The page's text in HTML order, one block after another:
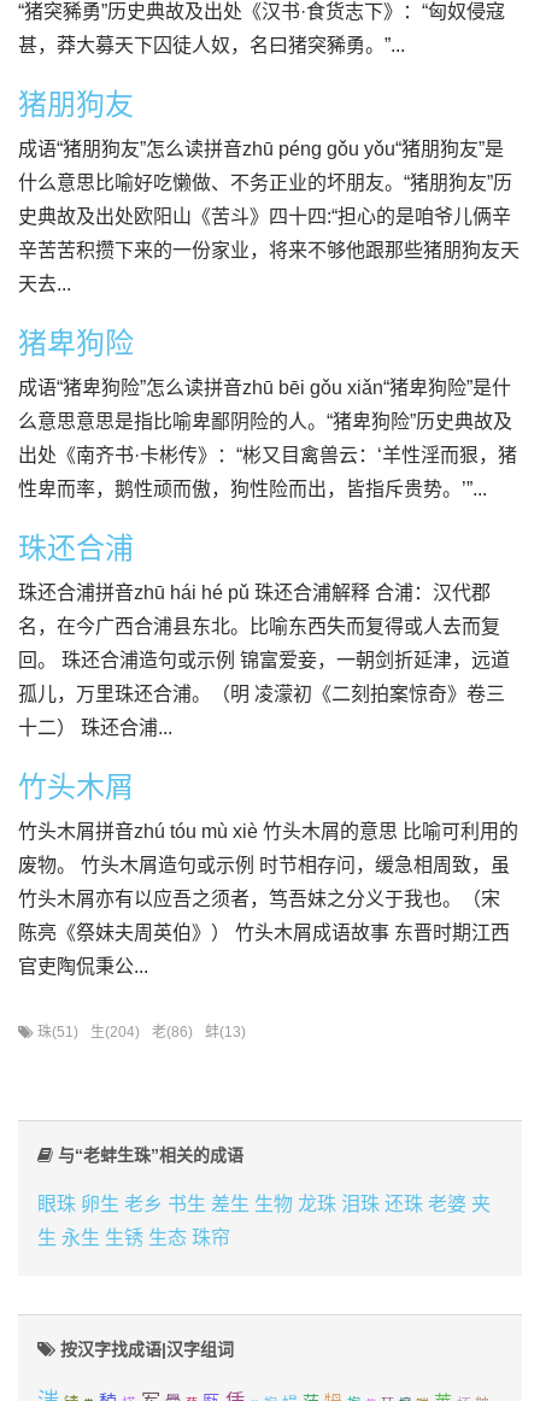
“猪突豨勇”历史典故及出处《汉书·食货志下》：“匈奴侵寇
甚，莽大募天下囚徒人奴，名曰猪突豨勇。”...
猪朋狗友
成语“猪朋狗友”怎么读拼音zhū péng gǒu yǒu“猪朋狗友”是
什么意思比喻好吃懒做、不务正业的坏朋友。“猪朋狗友”历
史典故及出处欧阳山《苦斗》四十四:“担心的是咱爷儿俩辛
辛苦苦积攒下来的一份家业，将来不够他跟那些猪朋狗友天
天去...
猪卑狗险
成语“猪卑狗险”怎么读拼音zhū bēi gǒu xiǎn“猪卑狗险”是什
么意思意思是指比喻卑鄙阴险的人。“猪卑狗险”历史典故及
出处《南齐书·卡彬传》：“彬又目禽兽云：‘羊性淫而狠，猪
性卑而率，鹅性顽而傲，狗性险而出，皆指斥贵势。’”...
珠还合浦
珠还合浦拼音zhū hái hé pǔ 珠还合浦解释 合浦：汉代郡
名，在今广西合浦县东北。比喻东西失而复得或人去而复
回。 珠还合浦造句或示例 锦富爱妾，一朝剑折延津，远道
孤儿，万里珠还合浦。（明 凌濛初《二刻拍案惊奇》卷三
十二） 珠还合浦...
竹头木屑
竹头木屑拼音zhú tóu mù xiè 竹头木屑的意思 比喻可利用的
废物。 竹头木屑造句或示例 时节相存问，缓急相周致，虽
竹头木屑亦有以应吾之须者，笃吾妹之分义于我也。（宋
陈亮《祭妹夫周英伯》） 竹头木屑成语故事 东晋时期江西
官吏陶侃秉公...
珠(51) 生(204) 老(86) 蚌(13)
与“老蚌生珠”相关的成语
眼珠 卵生 老乡 书生 差生 生物 龙珠 泪珠 还珠 老婆 夹
生 永生 生锈 生态 珠帘
按汉字找成语|汉字组词